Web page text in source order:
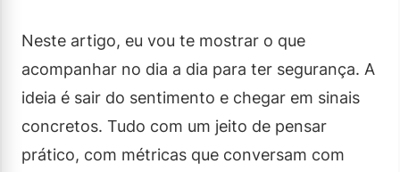
Neste artigo, eu vou te mostrar o que
acompanhar no dia a dia para ter segurança. A
ideia é sair do sentimento e chegar em sinais
concretos. Tudo com um jeito de pensar
prático, com métricas que conversam com